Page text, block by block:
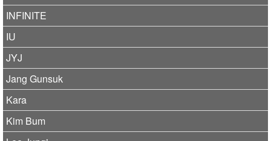
INFINITE
IU
JYJ
Jang Gunsuk
Kara
Kim Bum